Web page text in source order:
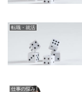
転職・就活
仕事の悩み